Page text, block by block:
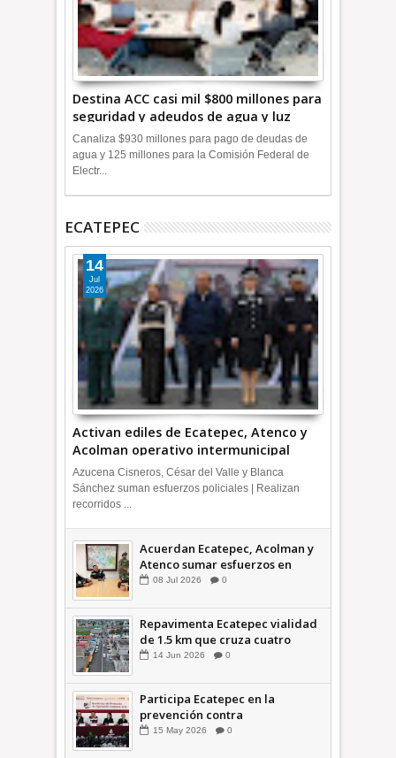
Destina ACC casi mil $800 millones para
seguridad y adeudos de agua y luz
+Video
Canaliza $930 millones para pago de deudas de
agua y 125 millones para la Comisión Federal de
Electr...
ECATEPEC
Activan ediles de Ecatepec, Atenco y
Acolman operativo intermunicipal
14
Jul
2026
Azucena Cisneros, César del Valle y Blanca
Sánchez suman esfuerzos policiales | Realizan
recorridos ...
Acuerdan Ecatepec, Acolman y
Atenco sumar esfuerzos en
seguridad
08 Jul 2026 0
Repavimenta Ecatepec vialidad
de 1.5 km que cruza cuatro
comunidades +Video
14 Jun 2026 0
Participa Ecatepec en la
prevención contra
inundaciones en el Valle de
15 May 2026 0